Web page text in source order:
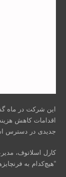
اقدامات کاهش
جدیدی در دسترس
“هیچ‌کدام به